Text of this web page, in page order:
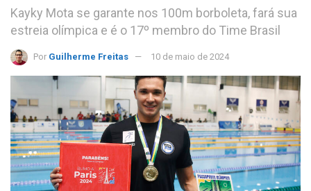
Kayky Mota se garante nos 100m borboleta, fará sua
estreia olímpica e é o 17º membro do Time Brasil
Por Guilherme Freitas 10 de maio de 2024